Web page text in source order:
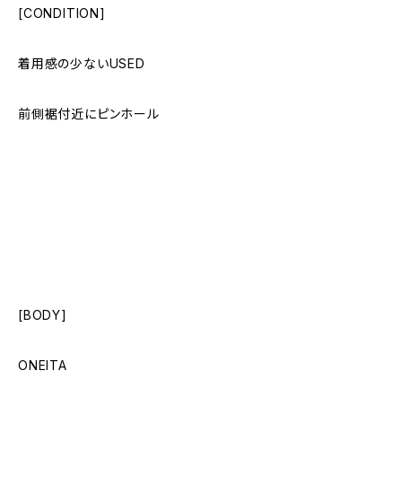
[CONDITION]
着用感の少ないUSED
前側裾付近にピンホール
[BODY]
ONEITA